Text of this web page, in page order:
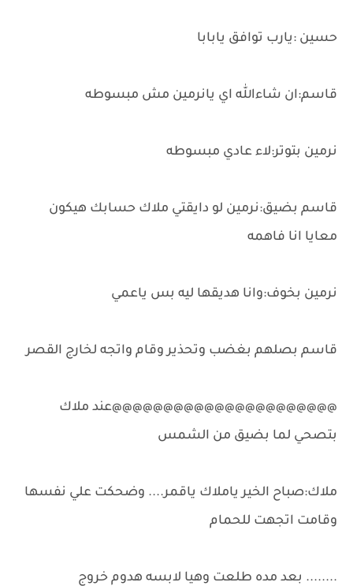
حسين :يارب توافق يابابا
قاسم:ان شاءالله اي يانرمين مش مبسوطه
نرمين بتوتر:لاء عادي مبسوطه
قاسم بضيق:نرمين لو دايقتي ملاك حسابك هيكون
معايا انا فاهمه
نرمين بخوف:وانا هديقها ليه بس ياعمي
قاسم بصلهم بغضب وتحذير وقام واتجه لخارج القصر
@@@@@@@@@@@@@@@@@@@@@@عند ملاك
بتصحي لما بضيق من الشمس
ملاك:صباح الخير ياملاك ياقمر.... وضحكت علي نفسها
وقامت اتجهت للحمام
........ بعد مده طلعت وهيا لابسه هدوم خروج